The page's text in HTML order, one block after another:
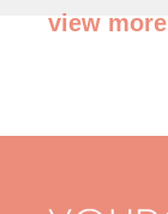
view